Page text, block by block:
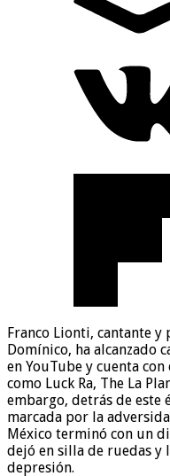
Franco Lionti, cantante
Domínico, ha alcanzado
en YouTube y cuenta
como Luck Ra, The La
embargo, detrás de este
marcada por la
México terminó con un
dejó en silla de ruedas
depresión.